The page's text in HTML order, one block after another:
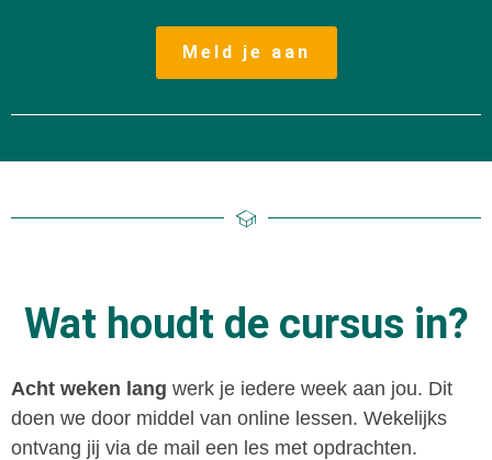
Meld je aan
Wat houdt de cursus in?
Acht weken lang werk je iedere week aan jou. Dit
doen we door middel van online lessen. Wekelijks
ontvang jij via de mail een les met opdrachten.